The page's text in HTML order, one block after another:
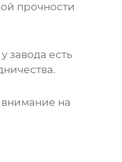
прочности
завода есть
внимание на